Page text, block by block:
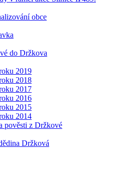
obce
do Držkova
2019
2018
2017
2016
2015
2014
pověsti z Držkové
Držková